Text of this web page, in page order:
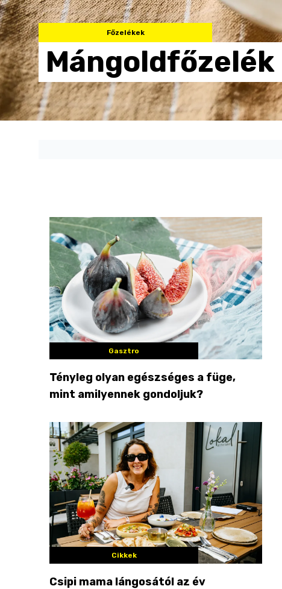
Főzelékek
Mángoldfőzelék
Gasztro
Tényleg olyan egészséges a füge,
mint amilyennek gondoljuk?
Cikkek
Csipi mama lángosától az év